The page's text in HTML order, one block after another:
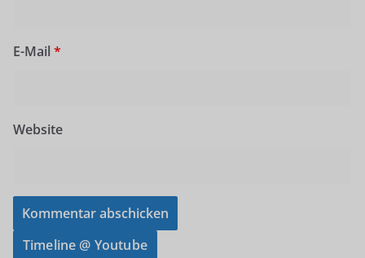
E-Mail *
Website
Timeline @ Youtube